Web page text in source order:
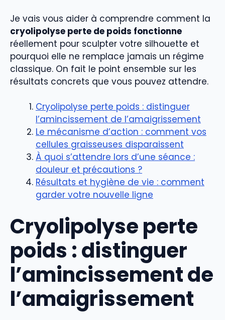
Je vais vous aider à comprendre comment la
cryolipolyse perte de poids fonctionne
réellement pour sculpter votre silhouette et
pourquoi elle ne remplace jamais un régime
classique. On fait le point ensemble sur les
résultats concrets que vous pouvez attendre.
Cryolipolyse perte poids : distinguer
l’amincissement de l’amaigrissement
Le mécanisme d’action : comment vos
cellules graisseuses disparaissent
À quoi s’attendre lors d’une séance :
douleur et précautions ?
Résultats et hygiène de vie : comment
garder votre nouvelle ligne
Cryolipolyse perte
poids : distinguer
l’amincissement de
l’amaigrissement